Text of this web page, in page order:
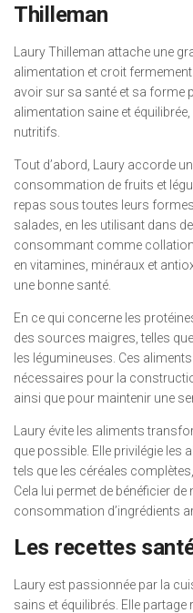
Thilleman
Laury Thilleman attache une
alimentation et croit
avoir sur sa santé et sa forme
alimentation saine et
nutritifs.
Tout d’abord, Laury accorde
consommation de fruits et
repas sous toutes leurs
salades, en les utilisant dans
consommant comme
en vitamines, minéraux et
une bonne santé.
En ce qui concerne les
des sources maigres, telles
les légumineuses. Ces
nécessaires pour la
ainsi que pour maintenir une
Laury évite les aliments
que possible. Elle privilégie les
tels que les céréales
Cela lui permet de bénéficier
consommation d’ingrédients
Les recettes
Laury est passionnée par la
sains et équilibrés. Elle